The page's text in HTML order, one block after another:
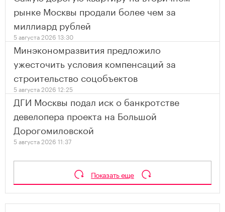
рынке Москвы продали более чем за
миллиард рублей
5 августа 2026 13:30
Минэкономразвития предложило
ужесточить условия компенсаций за
строительство соцобъектов
5 августа 2026 12:25
ДГИ Москвы подал иск о банкротстве
девелопера проекта на Большой
Дорогомиловской
5 августа 2026 11:37
Показать еще